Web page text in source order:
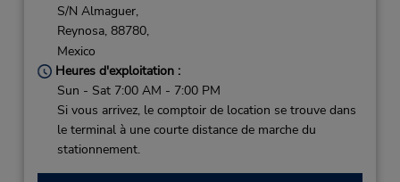
S/N Almaguer,
Reynosa, 88780,
Mexico
Heures d'exploitation :
Sun - Sat 7:00 AM - 7:00 PM
Si vous arrivez, le comptoir de location se trouve dans
le terminal à une courte distance de marche du
stationnement.